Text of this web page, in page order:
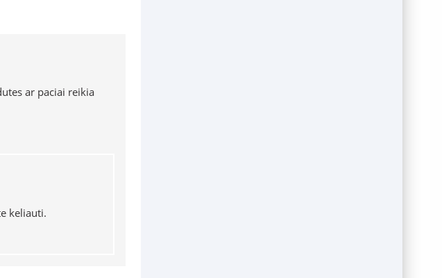
ar paciai reikia
keliauti.